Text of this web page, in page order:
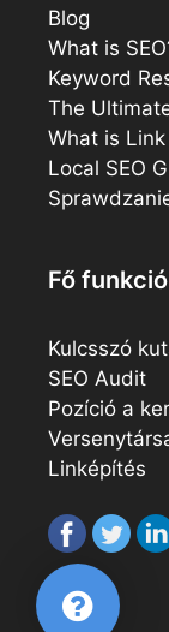
Blog
What is
Keyword
The
What is
Local SEO
Fő
Kulcsszó
SEO Audit
Pozíció a
Linképítés